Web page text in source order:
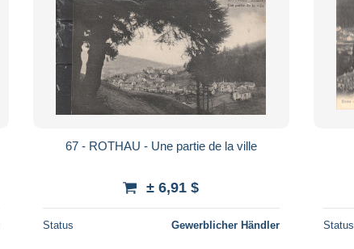
67 - ROTHAU - Une partie de la ville
± 6,91 $
Status Gewerblicher Händler Status